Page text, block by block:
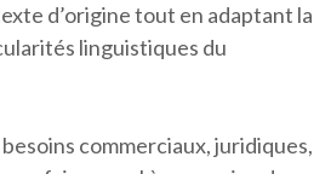
d’origine tout en adaptant la
linguistiques du
commerciaux, juridiques,